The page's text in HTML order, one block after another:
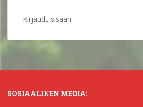
Kirjaudu sisään
SOSIAALINEN MEDIA: